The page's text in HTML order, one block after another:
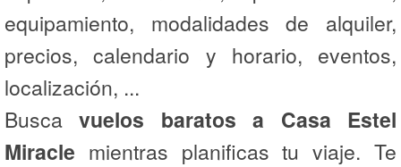
equipamiento, modalidades de alquiler,
precios, calendario y horario, eventos,
localización, ...
Buscavuelos baratos a Casa Estel
Miracle mientras planificas tu viaje. Te